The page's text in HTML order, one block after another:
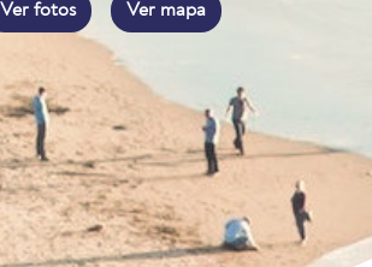
Ver fotos Ver mapa